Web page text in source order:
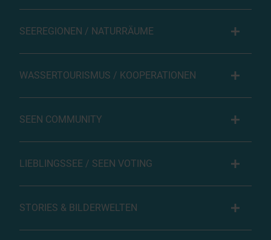
SEEREGIONEN / NATURRÄUME
WASSERTOURISMUS / KOOPERATIONEN
SEEN COMMUNITY
LIEBLINGSSEE / SEEN VOTING
STORIES & BILDERWELTEN